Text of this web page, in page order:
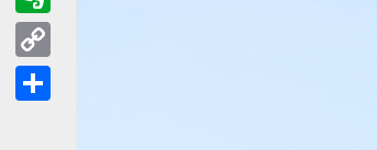
Evernote
Copy